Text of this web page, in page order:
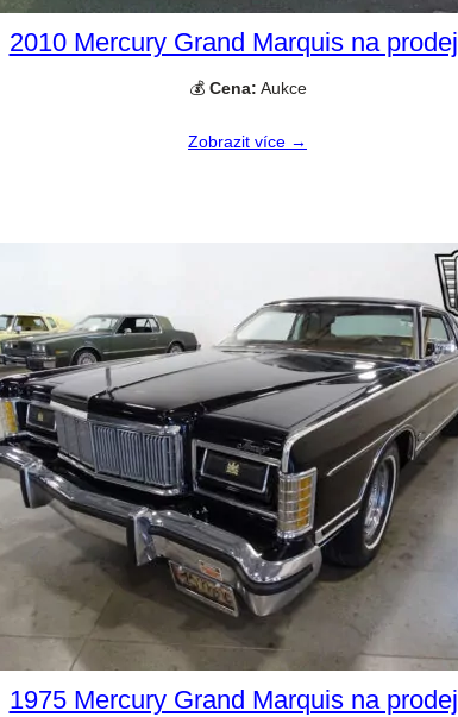
2010 Mercury Grand Marquis na prodej
💰 Cena: Aukce
Zobrazit více →
1975 Mercury Grand Marquis na prodej